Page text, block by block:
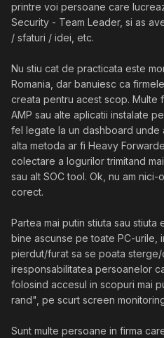
printre voi persoane care
Security - Team Leader, si as
/ sfaturi / idei, etc.
Nu stiu cat de practicata este
Romania, dar banuiesc ca
creata pentru acest scop. Multe
AMP sau alte aplicatii instalate
fel legate la un dashboard
alta metoda ar fi Heavy
colectare a logurilor trimitand
sau alt SOC tool. Ok, nu am
corect.
Partea mai putin stiuta sau stiuta
bine ascunse pe toate PC-urile,
pierdut/furat sa se poata
iresponsabilitatea persoanelor
folosind accesul in scopuri mai
rand", pe scurt screen
Sunt multe persoane in firma